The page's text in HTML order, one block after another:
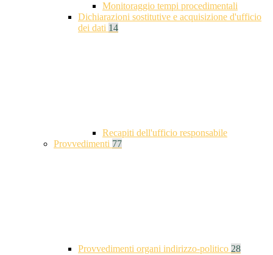
Monitoraggio tempi procedimentali
Dichiarazioni sostitutive e acquisizione d'ufficio
dei dati 14
Recapiti dell'ufficio responsabile
Provvedimenti 77
Provvedimenti organi indirizzo-politico 28